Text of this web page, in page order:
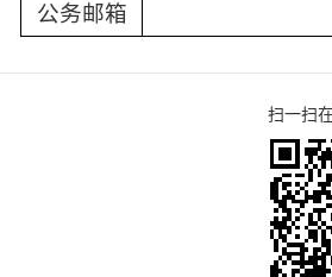
公务邮箱
扫一扫